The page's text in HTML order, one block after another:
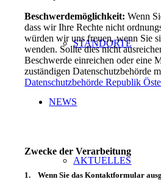
STANDORTE
NEWS
AKTUELLES
Beschwerdemöglichkeit: Wenn
dass wir Ihre Rechte nicht
würden wir uns freuen, wenn Sie
wenden. Sollte dies nicht
Beschwerde einreichen oder eine
zuständigen Datenschutzbehörde
Datenschutzbehörde Republik
Zwecke der Verarbeitung
1. Wenn Sie das Kontaktformular